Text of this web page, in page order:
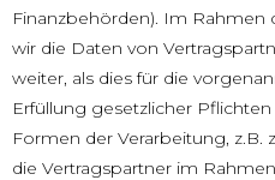
Finanzbehörden). Im
wir die Daten von
weiter, als dies für die
Erfüllung gesetzlicher
Formen der Verarbeitung,
die Vertragspartner im